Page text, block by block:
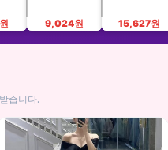
9,024원 15,627원
습니다.